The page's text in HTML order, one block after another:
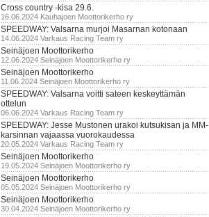
Cross country -kisa 29.6.
16.06.2024 Kauhajoen Moottorikerho ry
SPEEDWAY: Valsarna murjoi Masarnan kotonaan
14.06.2024 Varkaus Racing Team ry
Seinäjoen Moottorikerho
12.06.2024 Seinäjoen Moottorikerho ry
Seinäjoen Moottorikerho
11.06.2024 Seinäjoen Moottorikerho ry
SPEEDWAY: Valsarna voitti sateen keskeyttämän
ottelun
06.06.2024 Varkaus Racing Team ry
SPEEDWAY: Jesse Mustonen urakoi kutsukisan ja MM-
karsinnan vajaassa vuorokaudessa
20.05.2024 Varkaus Racing Team ry
Seinäjoen Moottorikerho
19.05.2024 Seinäjoen Moottorikerho ry
Seinäjoen Moottorikerho
05.05.2024 Seinäjoen Moottorikerho ry
Seinäjoen Moottorikerho
30.04.2024 Seinäjoen Moottorikerho ry